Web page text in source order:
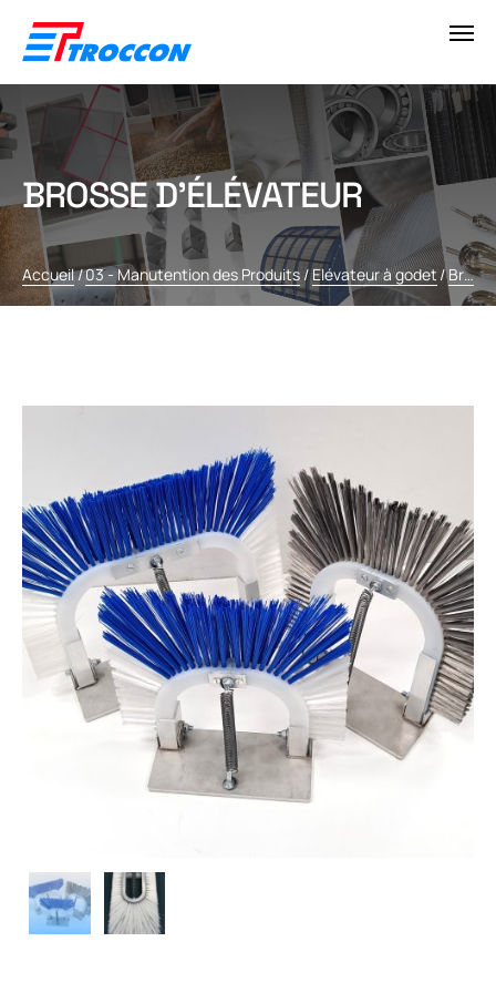
BROSSE D’ÉLÉVATEUR
Accueil/03 - Manutention des Produits /Elévateur à godet / Brosse d'élévateur